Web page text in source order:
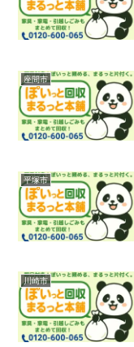
座間市
平塚市
川崎市